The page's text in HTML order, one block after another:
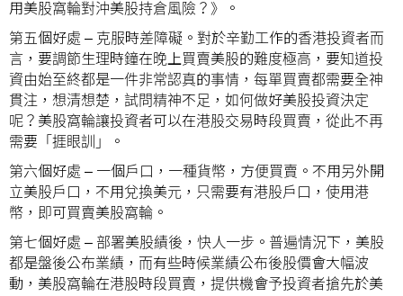
用美股窩輪對沖美股持倉風險？ 》。
第五個好處 – 克服時差障礙。對於辛勤工作的香港投資者而
言，要調節生理時鐘在晚上買賣美股的難度極高，要知道投
資由始至終都是一件非常認真的事情，每單買賣都需要全神
貫注，想清想楚，試問精神不足，如何做好美股投資決定
呢？美股窩輪讓投資者可以在港股交易時段買賣，從此不再
需要「捱眼訓」。
第六個好處 – 一個戶口，一種貨幣，方便買賣。不用另外開
立美股戶口，不用兌換美元，只需要有港股戶口，使用港
幣，即可買賣美股窩輪。
第七個好處 – 部署美股績後，快人一步。普遍情況下，美股
都是盤後公布業績，而有些時候業績公布後股價會大幅波
動，美股窩輪在港股時段買賣，提供機會予投資者搶先於美